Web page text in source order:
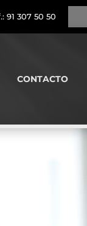
91 307 50 50
CONTACTO